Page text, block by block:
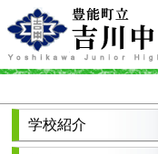
学校紹介